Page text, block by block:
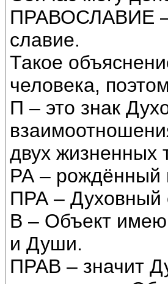
ПРАВОСЛАВИЕ –
славие.
Такое
человека,
П – это знак
двух жизненных
РА – рождённый
ПРА – Духовный
В – Объект
и Души.
ПРАВ – значит